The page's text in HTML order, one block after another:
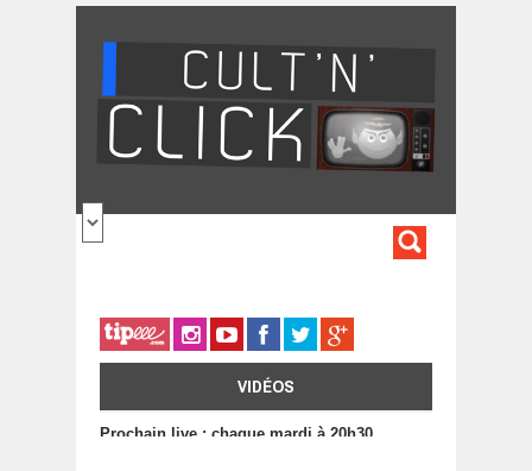
VIDÉOS
Prochain live : chaque mardi à 20h30